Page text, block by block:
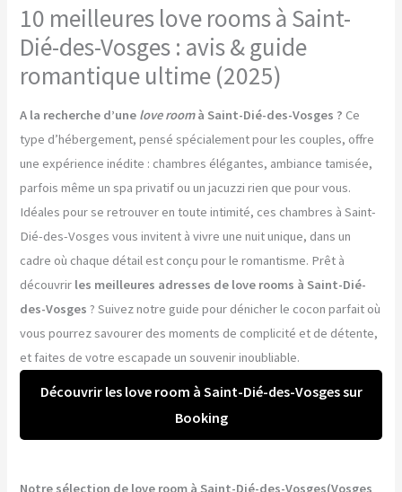
10 meilleures love rooms à Saint-
Dié-des-Vosges : avis & guide
romantique ultime (2025)
A la recherche d’une love roomà Saint-Dié-des-Vosges ? Ce
type d’hébergement, pensé spécialement pour les couples, offre
une expérience inédite : chambres élégantes, ambiance tamisée,
parfois même un spa privatif ou un jacuzzi rien que pour vous.
Idéales pour se retrouver en toute intimité, ces chambres à Saint-
Dié-des-Vosges vous invitent à vivre une nuit unique, dans un
cadre où chaque détail est conçu pour le romantisme. Prêt à
découvrir les meilleures adresses de love rooms à Saint-Dié-
des-Vosges ? Suivez notre guide pour dénicher le cocon parfait où
vous pourrez savourer des moments de complicité et de détente,
et faites de votre escapade un souvenir inoubliable.
Découvrir les love room à Saint-Dié-des-Vosges sur
Booking
Notre sélection de love room à Saint-Dié-des-Vosges(Vosges